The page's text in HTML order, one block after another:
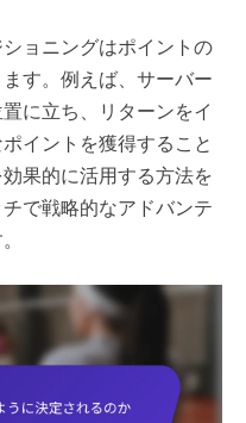
ョニングはポイントの
す。例えば、サーバー
に立ち、リターンをイ
イントを獲得すること
果的に活用する方法を
で戦略的なアドバンテ